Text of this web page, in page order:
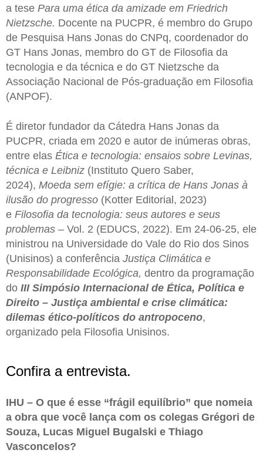
a tese Para uma ética da amizade em Friedrich
Nietzsche. Docente na PUCPR, é membro do Grupo
de Pesquisa Hans Jonas do CNPq, coordenador do
GT Hans Jonas, membro do GT de Filosofia da
tecnologia e da técnica e do GT Nietzsche da
Associação Nacional de Pós-graduação em Filosofia
(ANPOF).
É diretor fundador da Cátedra Hans Jonas da
PUCPR, criada em 2020 e autor de inúmeras obras,
entre elas Ética e tecnologia: ensaios sobre Levinas,
técnica e Leibniz (Instituto Quero Saber,
2024), Moeda sem efígie: a crítica de Hans Jonas à
ilusão do progresso (Kotter Editorial, 2023)
e Filosofia da tecnologia: seus autores e seus
problemas – Vol. 2 (EDUCS, 2022). Em 24-06-25, ele
ministrou na Universidade do Vale do Rio dos Sinos
(Unisinos) a conferência Justiça Climática e
Responsabilidade Ecológica, dentro da programação
do III Simpósio Internacional de Ética, Política e
Direito – Justiça ambiental e crise climática:
dilemas ético-políticos do antropoceno,
organizado pela Filosofia Unisinos.
Confira a entrevista.
IHU – O que é esse “frágil equilíbrio” que nomeia
a obra que você lança com os colegas Grégori de
Souza, Lucas Miguel Bugalski e Thiago
Vasconcelos?